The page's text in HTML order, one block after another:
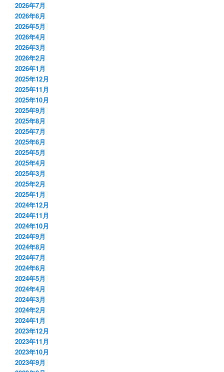
2026年7月
2026年6月
2026年5月
2026年4月
2026年3月
2026年2月
2026年1月
2025年12月
2025年11月
2025年10月
2025年9月
2025年8月
2025年7月
2025年6月
2025年5月
2025年4月
2025年3月
2025年2月
2025年1月
2024年12月
2024年11月
2024年10月
2024年9月
2024年8月
2024年7月
2024年6月
2024年5月
2024年4月
2024年3月
2024年2月
2024年1月
2023年12月
2023年11月
2023年10月
2023年9月